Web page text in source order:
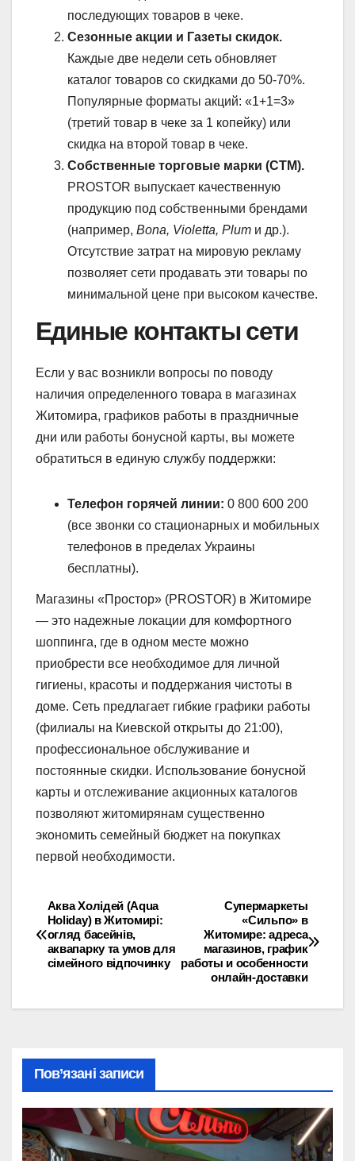
последующих товаров в чеке.
Сезонные акции и Газеты скидок.
Каждые две недели сеть обновляет
каталог товаров со скидками до 50-70%.
Популярные форматы акций: «1+1=3»
(третий товар в чеке за 1 копейку) или
скидка на второй товар в чеке.
Собственные торговые марки (СТМ).
PROSTOR выпускает качественную
продукцию под собственными брендами
(например, Bona, Violetta, Plum и др.).
Отсутствие затрат на мировую рекламу
позволяет сети продавать эти товары по
минимальной цене при высоком качестве.
Единые контакты сети
Если у вас возникли вопросы по поводу
наличия определенного товара в магазинах
Житомира, графиков работы в праздничные
дни или работы бонусной карты, вы можете
обратиться в единую службу поддержки:
Телефон горячей линии: 0 800 600 200
(все звонки со стационарных и мобильных
телефонов в пределах Украины
бесплатны).
Магазины «Простор» (PROSTOR) в Житомире
— это надежные локации для комфортного
шоппинга, где в одном месте можно
приобрести все необходимое для личной
гигиены, красоты и поддержания чистоты в
доме. Сеть предлагает гибкие графики работы
(филиалы на Киевской открыты до 21:00),
профессиональное обслуживание и
постоянные скидки. Использование бонусной
карты и отслеживание акционных каталогов
позволяют житомирянам существенно
экономить семейный бюджет на покупках
первой необходимости.
Навігація
записів
Супермаркеты
«Сильпо» в
Житомире: адреса
магазинов, график
работы и особенности
онлайн-доставки
Аква Холідей (Aqua
Holiday) в Житомирі:
огляд басейнів,
аквапарку та умов для
сімейного відпочинку
Пов’язані записи